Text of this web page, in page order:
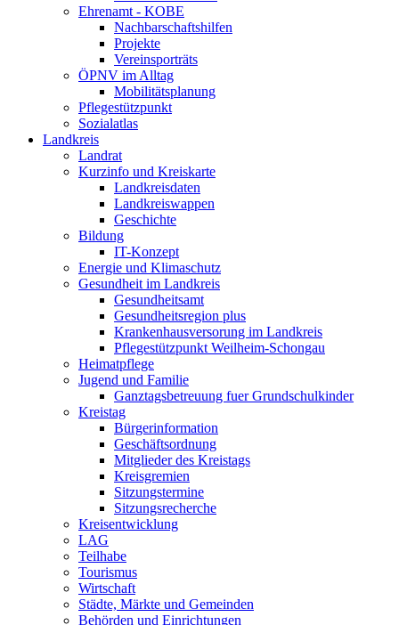
Ehrenamt - KOBE
Nachbarschaftshilfen
Projekte
Vereinsporträts
ÖPNV im Alltag
Mobilitätsplanung
Pflegestützpunkt
Sozialatlas
Landkreis
Landrat
Kurzinfo und Kreiskarte
Landkreisdaten
Landkreiswappen
Geschichte
Bildung
IT-Konzept
Energie und Klimaschutz
Gesundheit im Landkreis
Gesundheitsamt
Gesundheitsregion plus
Krankenhausversorung im Landkreis
Pflegestützpunkt Weilheim-Schongau
Heimatpflege
Jugend und Familie
Ganztagsbetreuung fuer Grundschulkinder
Kreistag
Bürgerinformation
Geschäftsordnung
Mitglieder des Kreistags
Kreisgremien
Sitzungstermine
Sitzungsrecherche
Kreisentwicklung
LAG
Teilhabe
Tourismus
Wirtschaft
Städte, Märkte und Gemeinden
Behörden und Einrichtungen